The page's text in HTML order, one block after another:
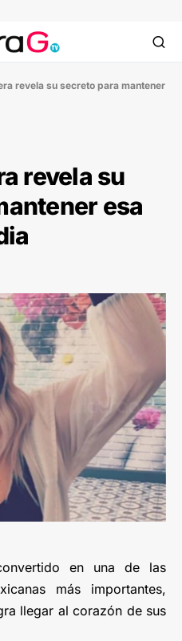
revela su secreto para mantener
revela su
esa
en una de las
más importantes,
llegar al corazón de sus